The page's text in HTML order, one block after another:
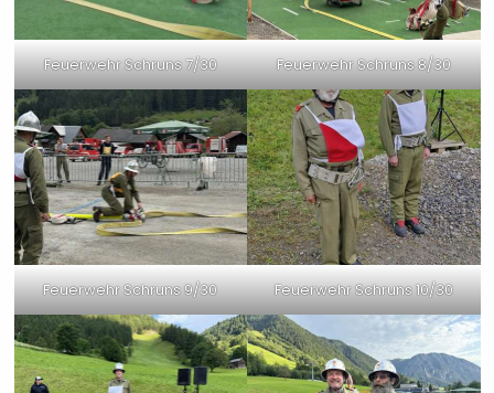
Feuerwehr Schruns 7/30 Feuerwehr Schruns 8/30
Feuerwehr Schruns 9/30 Feuerwehr Schruns 10/30